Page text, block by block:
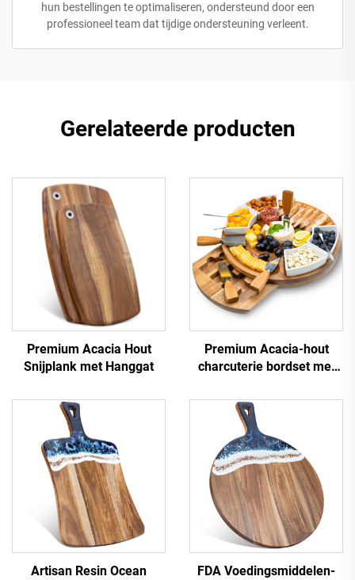
hun bestellingen te optimaliseren, ondersteund door een
professioneel team dat tijdige ondersteuning verleent.
Gerelateerde producten
Premium Acacia Hout
Snijplank met Hanggat
Premium Acacia-hout
charcuterie bordset met
kaasgereedschap
Artisan Resin Ocean FDA Voedingsmiddelen-